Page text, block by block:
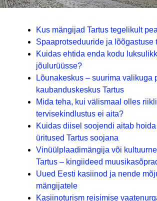
Kus mängijad Tartus tegelikult
Spaaprotseduuride ja lõõgastuse
Kuidas ehtida enda kodu
jõulurüüsse?
Lõunakeskus – suurima valikuga
kaubanduskeskus Tartus
Mida teha, kui välismaal olles
tervisekindlustus ei aita?
Kuidas diisel soojendi aitab
üritused Tartus soojana
Vinüülplaadimängija või
Tartus – kingiideed
Uued Eesti kasiinod ja nende
mängijatele
Kasiinoturism reisimise